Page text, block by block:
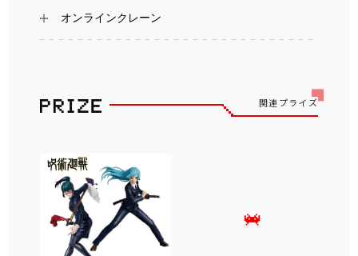
オンラインクレーン
関連プライズ